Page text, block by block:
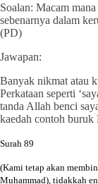
Soalan: Macam
sebenarnya dalam
(PD)
Jawapan:
Banyak nikmat atau
Perkataan seperti
tanda Allah benci
kaedah contoh buruk
Surah 89
(Kami tetap akan
Muhammad), tidakkah